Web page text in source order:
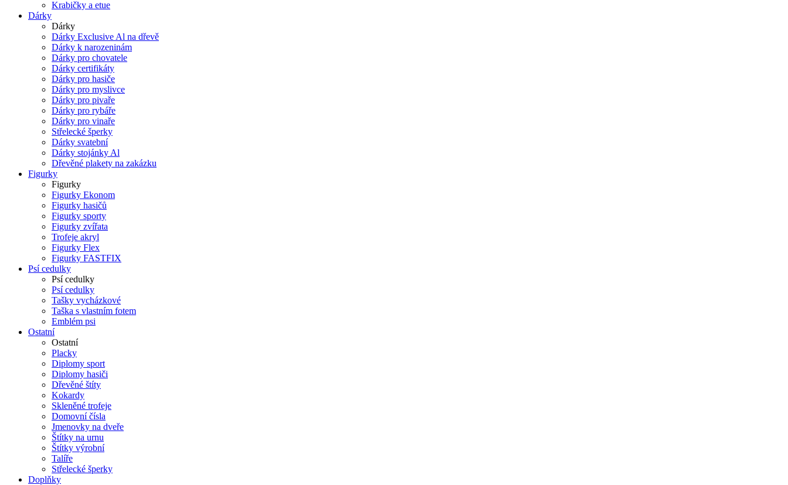
Krabičky a etue
Dárky
Dárky
Dárky Exclusive Al na dřevě
Dárky k narozeninám
Dárky pro chovatele
Dárky certifikáty
Dárky pro hasiče
Dárky pro myslivce
Dárky pro pivaře
Dárky pro rybáře
Dárky pro vinaře
Střelecké šperky
Dárky svatební
Dárky stojánky Al
Dřevěné plakety na zakázku
Figurky
Figurky
Figurky Ekonom
Figurky hasičů
Figurky sporty
Figurky zvířata
Trofeje akryl
Figurky Flex
Figurky FASTFIX
Psí cedulky
Psí cedulky
Psí cedulky
Tašky vycházkové
Taška s vlastním fotem
Emblém psi
Ostatní
Ostatní
Placky
Diplomy sport
Diplomy hasiči
Dřevěné štíty
Kokardy
Skleněné trofeje
Domovní čísla
Jmenovky na dveře
Štítky na urnu
Štítky výrobní
Talíře
Střelecké šperky
Doplňky